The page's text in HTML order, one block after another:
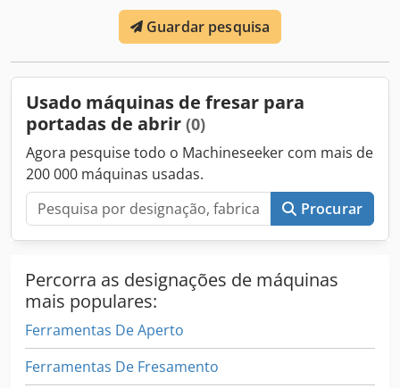
Guardar pesquisa
Usado máquinas de fresar para
portadas de abrir (0)
Agora pesquise todo o Machineseeker com mais de
200 000 máquinas usadas.
Procurar
Percorra as designações de máquinas
mais populares:
Ferramentas De Aperto
Ferramentas De Fresamento